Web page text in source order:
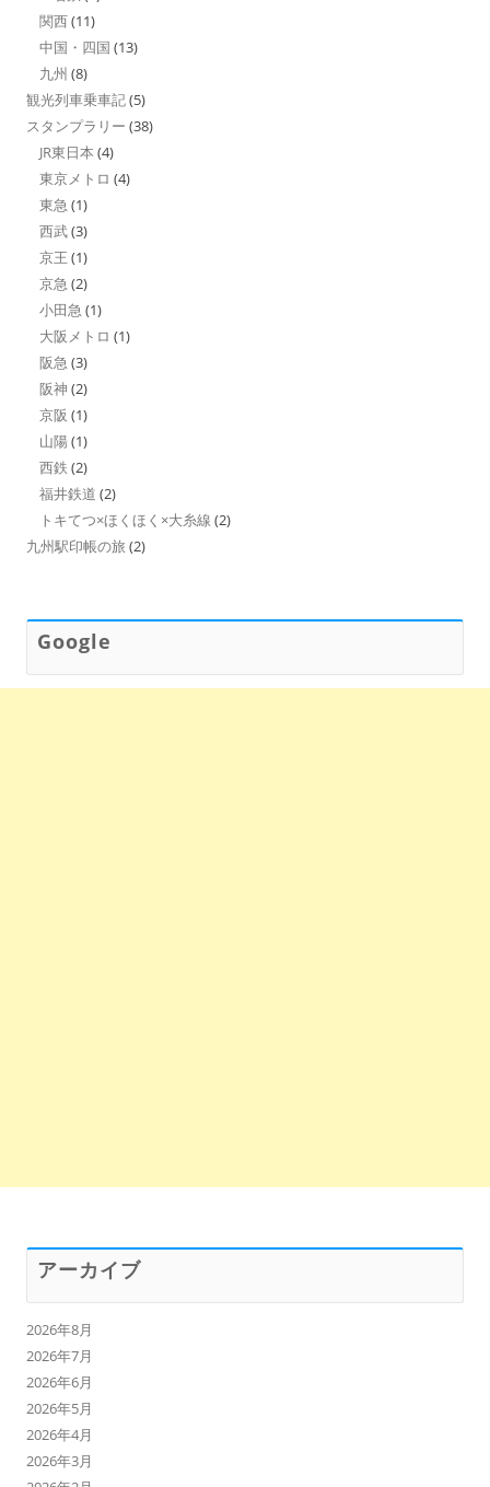
関西(11)
中国・四国 (13)
九州 (8)
観光列車乗車記(5)
スタンプラリー (38)
JR東日本 (4)
東京メトロ (4)
東急 (1)
西武(3)
京王 (1)
京急 (2)
小田急 (1)
大阪メトロ (1)
阪急 (3)
阪神 (2)
京阪 (1)
山陽 (1)
西鉄 (2)
福井鉄道 (2)
トキてつ×ほくほく×大糸線 (2)
九州駅印帳の旅 (2)
Google
アーカイブ
2026年8月
2026年7月
2026年6月
2026年5月
2026年4月
2026年3月